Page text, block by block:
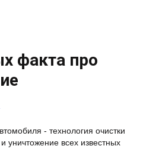
факта про
- технология очистки
уничтожение всех известных